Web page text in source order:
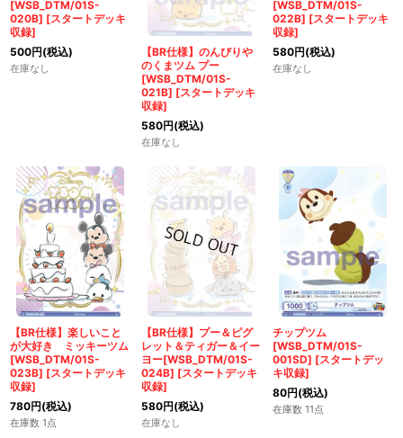
[WSB_DTM/01S-
020B] [スタートデッキ
収録]
500円(税込)
在庫なし
【BR仕様】のんびりや
のくまツム プー
[WSB_DTM/01S-
021B] [スタートデッキ
収録]
580円(税込)
在庫なし
[WSB_DTM/01S-
022B] [スタートデッキ
収録]
580円(税込)
在庫なし
【BR仕様】楽しいこと
が大好き ミッキーツム
[WSB_DTM/01S-
023B] [スタートデッキ
収録]
780円(税込)
在庫数 1点
【BR仕様】プー＆ピグ
レット＆ティガー＆イー
ヨー[WSB_DTM/01S-
024B] [スタートデッキ
収録]
580円(税込)
在庫なし
チップツム
[WSB_DTM/01S-
001SD] [スタートデッ
キ収録]
80円(税込)
在庫数 11点